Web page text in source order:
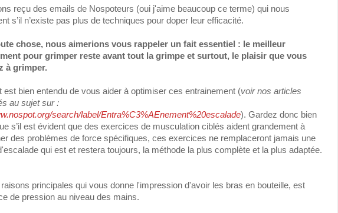
reçu des emails de Nospoteurs (oui j'aime beaucoup ce terme) qui nous
s’il n’existe pas plus de techniques pour doper leur efficacité.
chose, nous aimerions vous rappeler un fait essentiel : le meilleur
pour grimper reste avant tout la grimpe et surtout, le plaisir que vous
à grimper.
est bien entendu de vous aider à optimiser ces entrainement (voir nos articles
au sujet sur :
search/label/Entra%C3%AEnement%20escalade). Gardez donc bien
s’il est évident que des exercices de musculation ciblés aident grandement à
des problèmes de force spécifiques, ces exercices ne remplaceront jamais une
qui est et restera toujours, la méthode la plus complète et la plus adaptée.
principales qui vous donne l'impression d'avoir les bras en bouteille, est
de pression au niveau des mains.